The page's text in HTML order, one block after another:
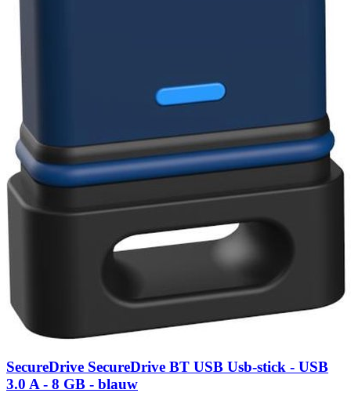
SecureDrive SecureDrive BT USB Usb-stick - USB
3.0 A - 8 GB - blauw